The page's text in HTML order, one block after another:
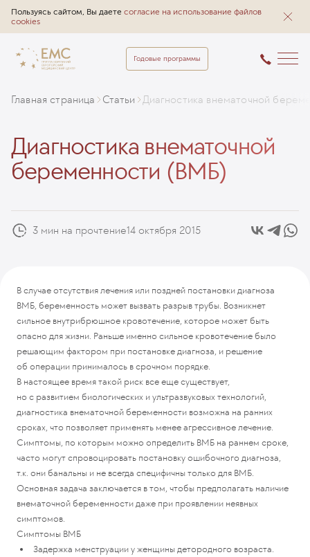
Пользуясь сайтом, Вы даете согласие на использование файлов
cookies
Годовые программы
Главная страница Статьи Диагностика внематочной
Диагностика внематочной
беременности (ВМБ)
3 мин на прочтение14 октября 2015
В случае отсутствия лечения или поздней постановки диагноза
ВМБ, беременность может вызвать разрыв трубы. Возникнет
сильное внутрибрюшное кровотечение, которое может быть
опасно для жизни. Раньше именно сильное кровотечение было
решающим фактором при постановке диагноза, и решение
об операции принималось в срочном порядке.
В настоящее время такой риск все еще существует,
но с развитием биологических и ультразвуковых технологий,
диагностика внематочной беременности возможна на ранних
сроках, что позволяет применять менее агрессивное лечение.
Симптомы, по которым можно определить ВМБ на раннем сроке,
часто могут спровоцировать постановку ошибочного диагноза,
т.к. они банальны и не всегда специфичны только для ВМБ.
Основная задача заключается в том, чтобы предполагать наличие
внематочной беременности даже при проявлении неявных
симптомов.
Симптомы ВМБ
Задержка менструации у женщины детородного возраста.